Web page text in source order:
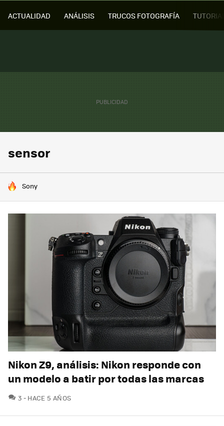
ACTUALIDAD ANÁLISIS TRUCOS FOTOGRAFÍA
sensor
HOY SE HABLA DE
Sony
Nikon Z9, análisis: Nikon responde con
un modelo a batir por todas las marcas
3 COMENTARIOS
HACE 5 AÑOS